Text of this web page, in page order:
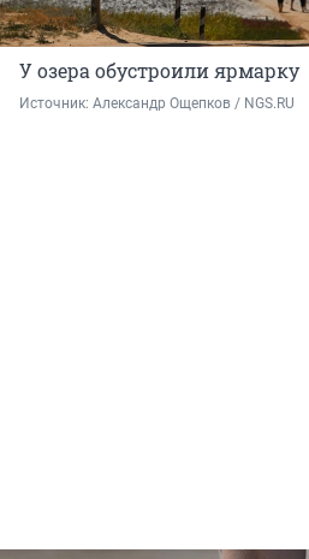
У озера обустроили ярмарку
Источник: Александр Ощепков / NGS.RU